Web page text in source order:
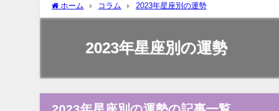
ホーム コラム 2023年星座別の運勢
2023年星座別の運勢